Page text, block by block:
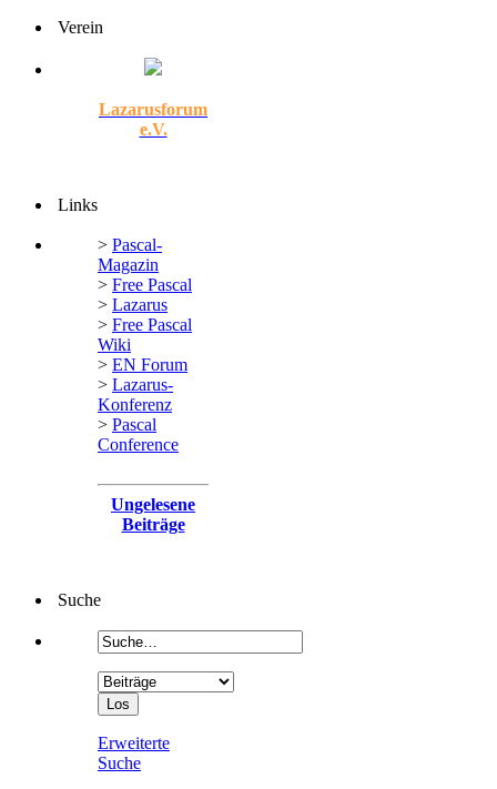
Verein
Lazarusforum
e.V.
Links
> Pascal-
Magazin
> Free Pascal
> Lazarus
> Free Pascal
Wiki
> EN Forum
> Lazarus-
Konferenz
> Pascal
Conference
Ungelesene
Beiträge
Suche
Erweiterte
Suche